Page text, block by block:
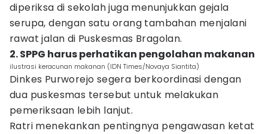
diperiksa di sekolah juga menunjukkan gejala
serupa, dengan satu orang tambahan menjalani
rawat jalan di Puskesmas Bragolan.
2. SPPG harus perhatikan pengolahan makanan
ilustrasi keracunan makanan (IDN Times/Novaya Siantita)
Dinkes Purworejo segera berkoordinasi dengan
dua puskesmas tersebut untuk melakukan
pemeriksaan lebih lanjut.
Ratri menekankan pentingnya pengawasan ketat